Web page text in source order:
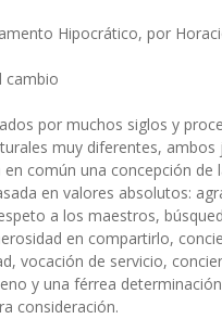
Hipocrático, por
cambio
por muchos siglos y
muy diferentes,
común una concepción de
en valores absolutos:
a los maestros,
en compartirlo,
vocación de servicio,
y una férrea
consideración.